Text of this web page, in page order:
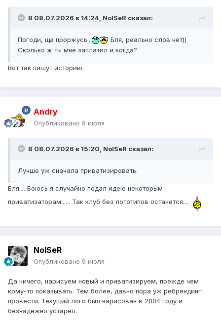
В 08.07.2026 в 14:24, NoISeR сказал:
Погоди, ща проржусь...
Бля, реально слов нет))
Сколько ж ты мне заплатил и когда?
Вот так пишут историю.
Andry
Опубликовано 8 июля
В 08.07.2026 в 15:20, NoISeR сказал:
Лучше уж сначала приватизировать.
Бля.... Боюсь я случайно подал идею некоторым
приватизаторам...... Так клуб без логотипов останется....
NoISeR
Опубликовано 9 июля
Да ничего, нарисуем новый и приватизируем, прежде чем
кому-то показывать. Тем более, давно пора уж ребрендинг
провести. Текущий лого был нарисован в 2004 году и
безнадежно устарел.